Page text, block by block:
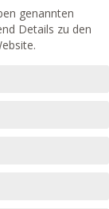
genannten
Details zu den